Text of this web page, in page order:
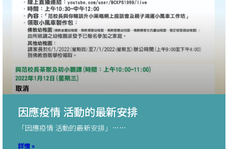
因應疫情 活動的最新安排
「因應疫情 活動的最新安排」……
詳情 »